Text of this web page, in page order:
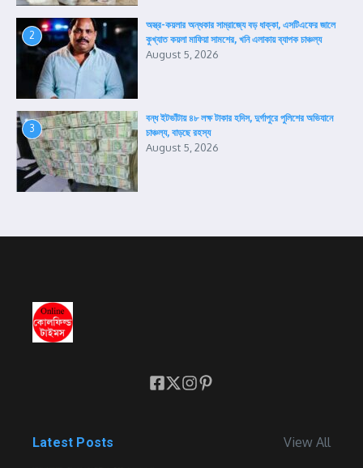
2
অস্ত্র-কয়লার অন্ধকার সাম্রাজ্যে বড় ধাক্কা, এসটিএফের জালে
কুখ্যাত কয়লা মাফিয়া সামশের, খনি এলাকায় ব্যাপক চাঞ্চল্য
August 5, 2026
3
বন্ধ ইটভাঁটায় ৪৮ লক্ষ টাকার হদিস, দুর্গাপুরে পুলিশের অভিযানে
চাঞ্চল্য, বাড়ছে রহস্য
August 5, 2026
Latest Posts View All